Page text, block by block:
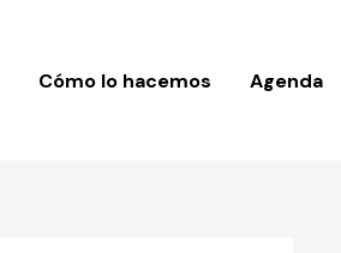
Cómo lo hacemos Agenda